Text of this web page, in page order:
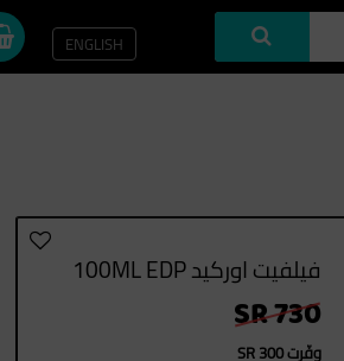
ENGLISH
فيلفيت اوركيد 100ML EDP
SR 730
وفّرت SR 300